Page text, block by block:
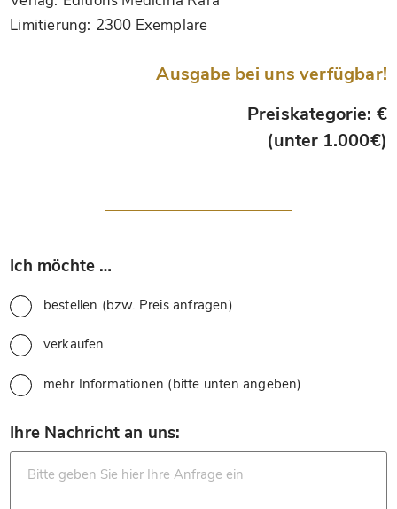
Limitierung: 2300 Exemplare
Ausgabe bei uns verfügbar!
Preiskategorie: €
(unter 1.000€)
Ich möchte …
bestellen (bzw. Preis anfragen)
verkaufen
mehr Informationen (bitte unten angeben)
Ihre Nachricht an uns: